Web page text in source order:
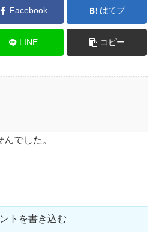
Facebook はてブ
LINE コピー
でした。
トを書き込む